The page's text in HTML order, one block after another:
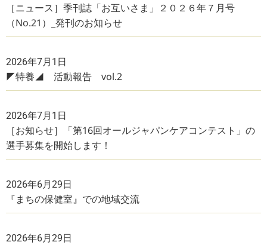
［ニュース］季刊誌「お互いさま」２０２６年７月号
（No.21）_発刊のお知らせ
2026年7月1日
◤特養◢ 活動報告 vol.2
2026年7月1日
［お知らせ］「第16回オールジャパンケアコンテスト」の
選手募集を開始します！
2026年6月29日
『まちの保健室』での地域交流
2026年6月29日